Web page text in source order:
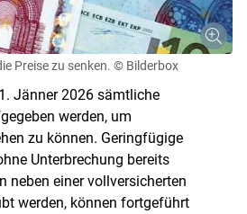
Preise zu senken. © Bilderbox
Jänner 2026 sämtliche
werden, um
zu können. Geringfügige
Unterbrechung bereits
neben einer vollversicherten
werden, können fortgeführt